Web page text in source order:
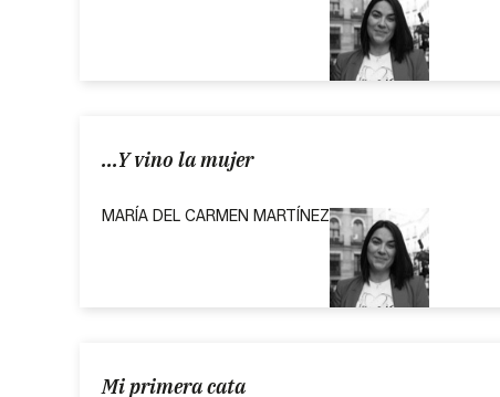
...Y vino la mujer
MARÍA DEL CARMEN MARTÍNEZ
Mi primera cata